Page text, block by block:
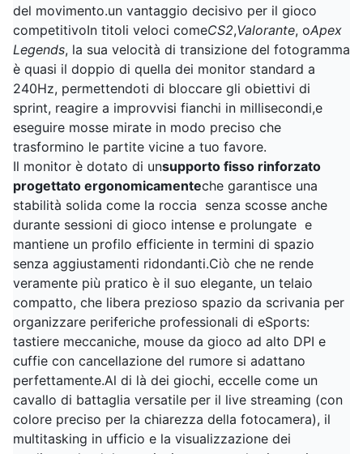
del movimento.un vantaggio decisivo per il gioco
competitivoIn titoli veloci comeCS2,Valorante, oApex
Legends, la sua velocità di transizione del fotogramma
è quasi il doppio di quella dei monitor standard a
240Hz, permettendoti di bloccare gli obiettivi di
sprint, reagire a improvvisi fianchi in millisecondi,e
eseguire mosse mirate in modo preciso che
trasformino le partite vicine a tuo favore.
Il monitor è dotato di unsupporto fisso rinforzato
progettato ergonomicamenteche garantisce una
stabilità solida come la roccia  senza scosse anche
durante sessioni di gioco intense e prolungate  e
mantiene un profilo efficiente in termini di spazio
senza aggiustamenti ridondanti.Ciò che ne rende
veramente più pratico è il suo elegante, un telaio
compatto, che libera prezioso spazio da scrivania per
organizzare periferiche professionali di eSports:
tastiere meccaniche, mouse da gioco ad alto DPI e
cuffie con cancellazione del rumore si adattano
perfettamente.Al di là dei giochi, eccelle come un
cavallo di battaglia versatile per il live streaming (con
colore preciso per la chiarezza della fotocamera), il
multitasking in ufficio e la visualizzazione dei